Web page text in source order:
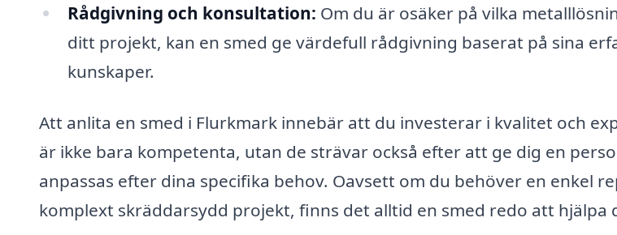
Rådgivning och konsultation: Om du är osäker på vilka
ditt projekt, kan en smed ge värdefull rådgivning baserat på sina
kunskaper.
Att anlita en smed i Flurkmark innebär att du investerar i kvalitet och
är ikke bara kompetenta, utan de strävar också efter att ge dig en
anpassas efter dina specifika behov. Oavsett om du behöver en enkel
komplext skräddarsydd projekt, finns det alltid en smed redo att hjälpa